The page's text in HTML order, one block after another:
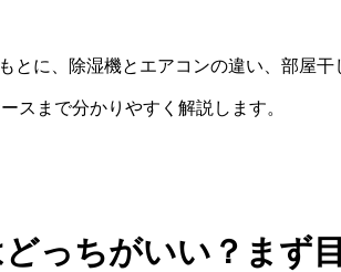
とに、除湿機とエアコンの違い、部屋
スまで分かりやすく解説します。
っちがいい？まず